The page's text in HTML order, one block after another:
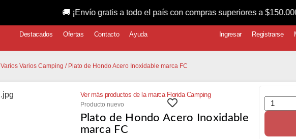
Destacados Ofertas Contacto Ayuda Ingresar Registrarse
Varios Varios Camping / Plato de Hondo Acero Inoxidable marca FC
Ver más productos de la marca Florida Camping
Producto nuevo
Plato de Hondo Acero Inoxidable
marca FC
🚚 ¡Envío gratis a todo el país con compras superiores a $150.000! ❯❯❯❯